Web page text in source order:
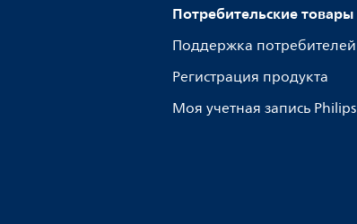
Потребительские товары
Поддержка потребителей
Регистрация продукта
Моя учетная запись Philips